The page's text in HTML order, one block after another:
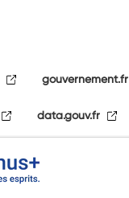
gouvernement.fr
data.gouv.fr